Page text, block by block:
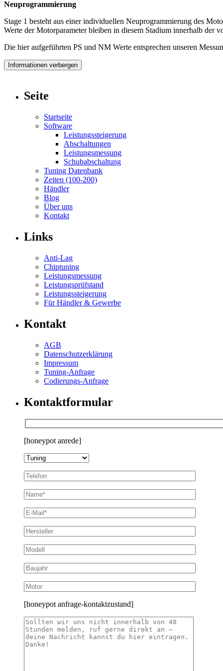
Neuprogrammierung
Stage 1 besteht aus einer individuellen Neuprogrammierung des
Werte der Motorparameter bleiben in diesem Stadium innerhalb der
Die hier aufgeführten PS und NM Werte entsprechen unseren
Informationen verbergen
Seite
Startseite
Software
Leistungssteigerung
Abschaltungen
Leistungsmessung
Schubabschaltung
Tuning Datenbank
Zeiten (100-200)
Händler
Blog
Über uns
Kontakt
Links
Anti-Lag
Chiptuning
Leistungsmessung
Leistungsprüfstand
Leistungssteigerung
Für Händler & Gewerbe
Kontakt
AGB
Datenschutzerklärung
Impressum
Tuning-Anfrage
Codierungs-Anfrage
Kontaktformular
[honeypot anrede]
[honeypot anfrage-kontaktzustand]